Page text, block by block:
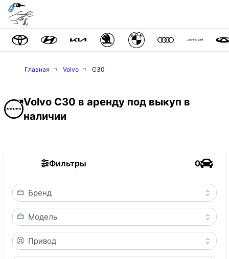
Главная Volvo C30
Volvo C30 в аренду под выкуп в
наличии
Фильтры 0
Бренд
Модель
Привод